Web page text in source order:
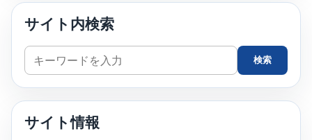
サイト内検索
サ
イ
ト
検
検索
サイト情報